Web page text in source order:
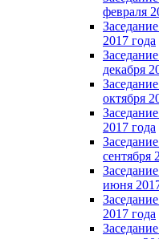
февраля
2017 года
декабря
октября
2017 года
сентября
июня
2017 года